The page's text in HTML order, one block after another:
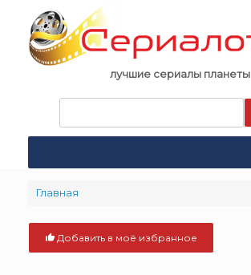
content
лучшие сериалы планеты
поиска:
Главная
Добавить в моё избранное